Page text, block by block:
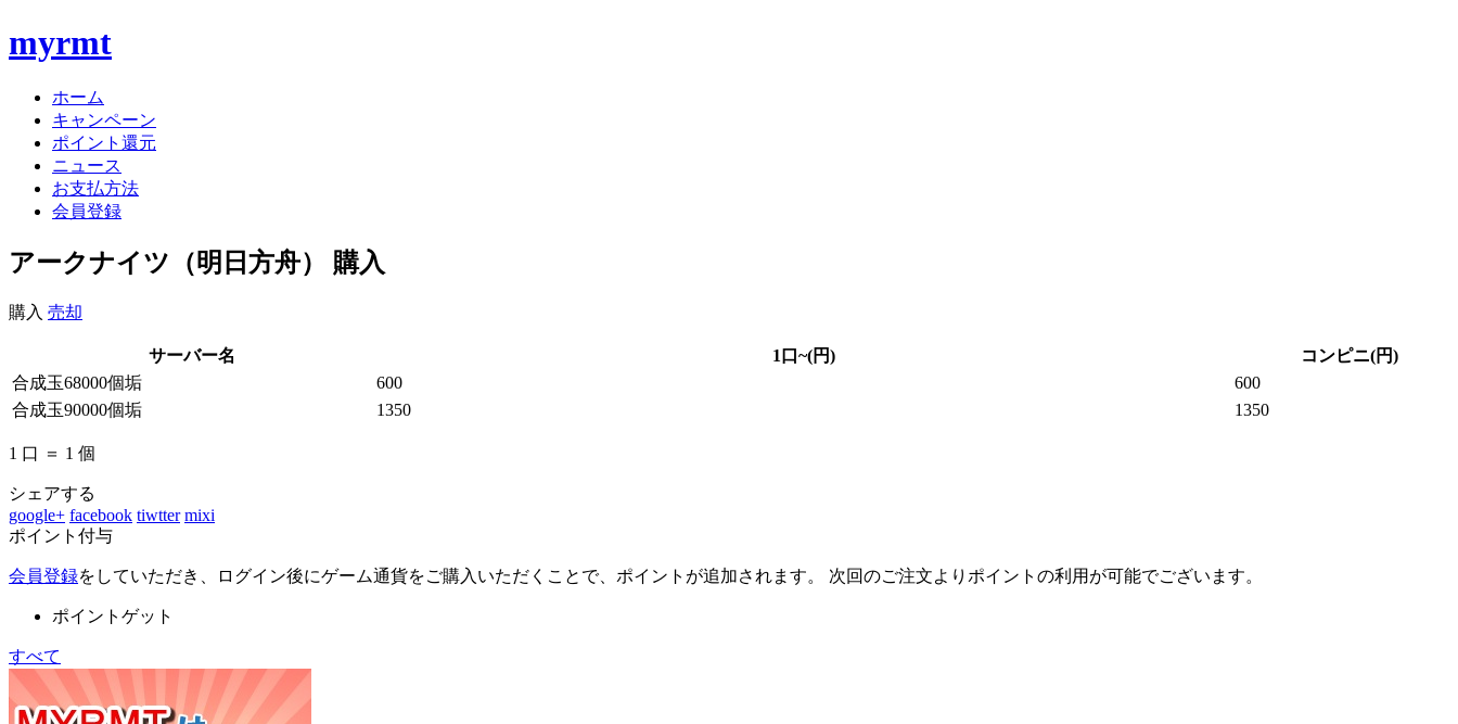
myrmt
ホーム
キャンペーン
ポイント還元
ニュース
お支払方法
会員登録
アークナイツ（明日方舟） 購入
購入 売却
サーバー名 1口~(円)
コンピニ(円)
合成玉68000個垢
600
600
合成玉90000個垢
1350 1350
1 口 ＝ 1 個
シェアする
google+ facebook tiwtter mixi
ポイント付与
会員登録をしていただき、ログイン後にゲーム通貨をご購入いただくことで、ポイントが追加されます。 次回のご注文よりポイントの利用が可能でございます。
ポイントゲット
すべて